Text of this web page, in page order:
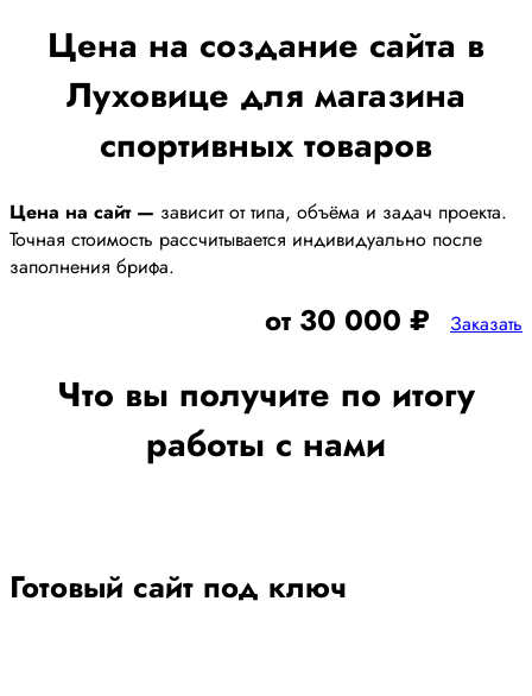
Цена на создание сайта в
Луховице для магазина
спортивных товаров
Цена на сайт — зависит от типа, объёма и задач проекта.
Точная стоимость рассчитывается индивидуально после
заполнения брифа.
от 30 000 ₽ Заказать
Что вы получите по итогу
работы с нами
Готовый сайт под ключ